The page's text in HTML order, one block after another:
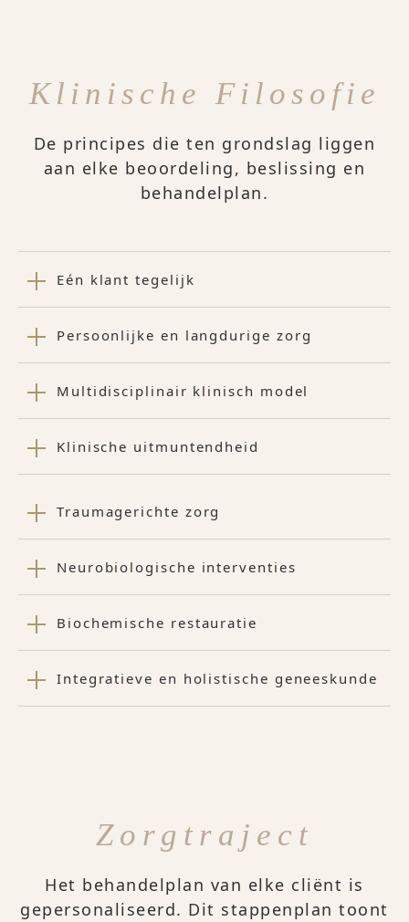
Klinische Filosofie
De principes die ten grondslag liggen
aan elke beoordeling, beslissing en
behandelplan.
Eén klant tegelijk
Persoonlijke en langdurige zorg
Multidisciplinair klinisch model
Klinische uitmuntendheid
Traumagerichte zorg
Neurobiologische interventies
Biochemische restauratie
Integratieve en holistische geneeskunde
Zorgtraject
Het behandelplan van elke cliënt is
gepersonaliseerd. Dit stappenplan toont